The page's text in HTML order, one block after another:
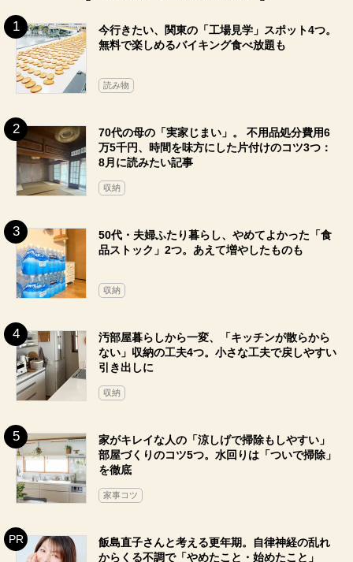
今行きたい、関東の「工場見学」スポット4つ。
無料で楽しめるバイキング食べ放題も
読み物
70代の母の「実家じまい」。 不用品処分費用6
万5千円、時間を味方にした片付けのコツ3つ：
8月に読みたい記事
収納
50代・夫婦ふたり暮らし、やめてよかった「食
品ストック」2つ。あえて増やしたものも
収納
汚部屋暮らしから一変、「キッチンが散らから
ない」収納の工夫4つ。小さな工夫で戻しやすい
引き出しに
収納
家がキレイな人の「涼しげで掃除もしやすい」
部屋づくりのコツ5つ。水回りは「ついで掃除」
を徹底
家事コツ
飯島直子さんと考える更年期。自律神経の乱れ
からくる不調で「やめたこと・始めたこと」